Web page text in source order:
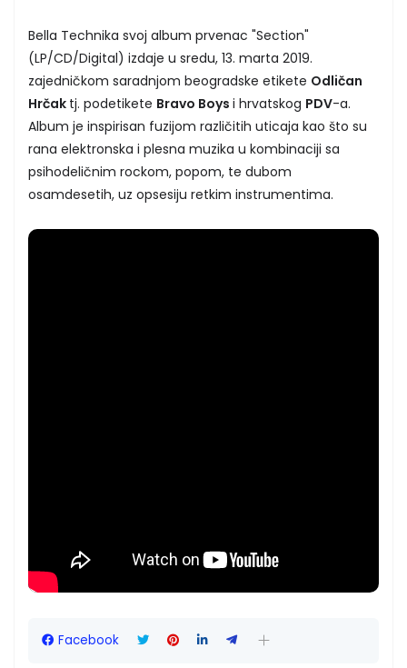
Bella Technika svoj album prvenac "Section"
(LP/CD/Digital) izdaje u sredu, 13. marta 2019.
zajedničkom saradnjom beogradske etikete Odličan
Hrčak tj. podetikete Bravo Boys i hrvatskog PDV-a.
Album je inspirisan fuzijom različitih uticaja kao što su
rana elektronska i plesna muzika u kombinaciji sa
psihodeličnim rockom, popom, te dubom
osamdesetih, uz opsesiju retkim instrumentima.
Facebook